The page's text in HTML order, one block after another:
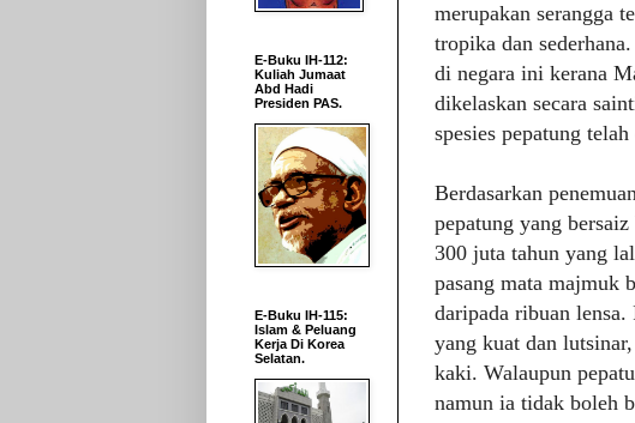
merupakan serangga
tropika dan
di negara ini kerana
dikelaskan secara
spesies pepatung
Berdasarkan
pepatung yang
300 juta tahun yang
pasang mata majmuk
daripada ribuan lensa.
yang kuat dan
kaki. Walaupun
namun ia tidak boleh
E-Buku IH-112:
Kuliah Jumaat
Abd Hadi
Presiden PAS.
E-Buku IH-115:
Islam & Peluang
Kerja Di Korea
Selatan.